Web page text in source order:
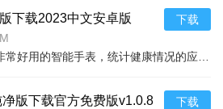
下载2023中文安卓版
下载
版下载官方免费版v1.0.8
下载